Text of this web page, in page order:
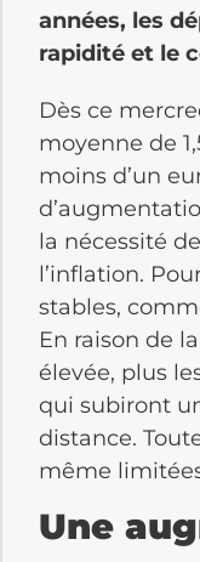
années, les
rapidité et le
Dès ce
moyenne de
moins d’un
la nécessité
l’inflation.
stables,
En raison de
élevée, plus
qui subiront
distance.
même
Une